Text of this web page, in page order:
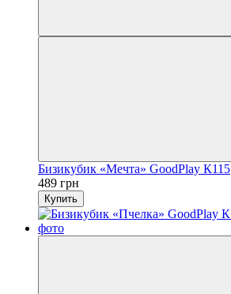
Бизикубик «Мечта» GoodPlay К115
489 грн
Купить